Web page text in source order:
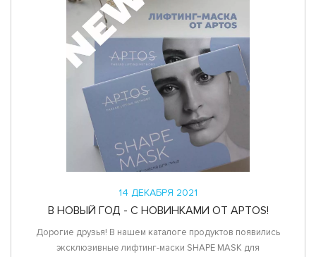
14 ДЕКАБРЯ 2021
В НОВЫЙ ГОД - С НОВИНКАМИ ОТ APTOS!
Дорогие друзья! В нашем каталоге продуктов появились
эксклюзивные лифтинг-маски SHAPE MASK для